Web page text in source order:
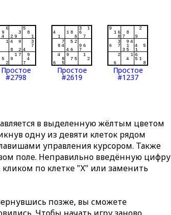
Простое
#2798
Простое
#2619
Простое
#1237
в выделенную жёлтым цветом
одну из девяти клеток рядом
управления курсором. Также
поле. Неправильно введённую цифру
по клетке "X" или заменить
позже, вы сможете